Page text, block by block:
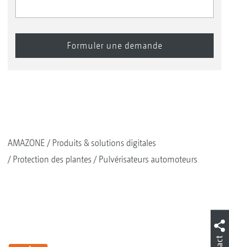
AMAZONE
Produits & solutions digitales
Protection des plantes
Pulvérisateurs automoteurs